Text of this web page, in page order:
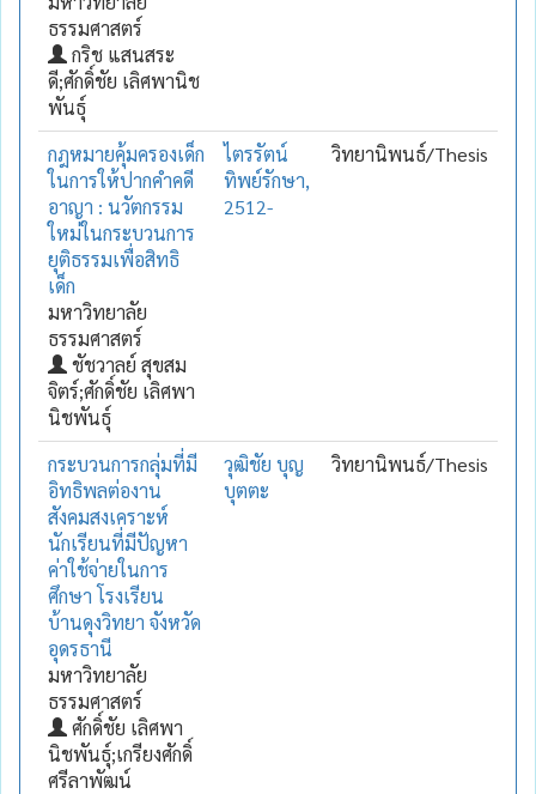
ธรรมศาสตร์
กริช แสนสระ
ดี;ศักดิ์ชัย เลิศพานิช
พันธุ์
กฎหมายคุ้มครองเด็ก
ในการให้ปากคำคดี
อาญา : นวัตกรรม
ใหม่ในกระบวนการ
ยุติธรรมเพื่อสิทธิ
เด็ก
มหาวิทยาลัย
ธรรมศาสตร์
ชัชวาลย์ สุขสม
จิตร์;ศักดิ์ชัย เลิศพา
นิชพันธุ์
ไตรรัตน์
ทิพย์รักษา,
2512-
วิทยานิพนธ์/Thesis
กระบวนการกลุ่มที่มี
อิทธิพลต่องาน
สังคมสงเคราะห์
นักเรียนที่มีปัญหา
ค่าใช้จ่ายในการ
ศึกษา โรงเรียน
บ้านดุงวิทยา จังหวัด
อุดรธานี
มหาวิทยาลัย
ธรรมศาสตร์
ศักดิ์ชัย เลิศพา
นิชพันธุ์;เกรียงศักดิ์
ศรีลาพัฒน์
วุฒิชัย บุญ
บุตตะ
วิทยานิพนธ์/Thesis